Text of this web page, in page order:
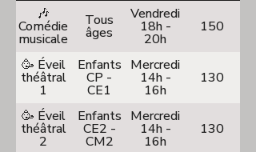
🎶
Comédie
musicale
Tous
âges
Vendredi
18h -
20h
150
🥳 Éveil
théâtral
1
Enfants
CP -
CE1
Mercredi
14h -
16h
130
🥳 Éveil
théâtral
2
Enfants
CE2 -
CM2
Mercredi
14h -
16h
130